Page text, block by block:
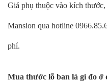
Giá phụ thuộc vào kích
Mansion qua hotline
phí.
Mua thước lỗ ban là gì đo ở